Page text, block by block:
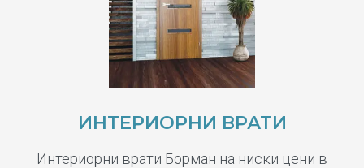
ИНТЕРИОРНИ ВРАТИ
Интериорни врати Борман на ниски цени в